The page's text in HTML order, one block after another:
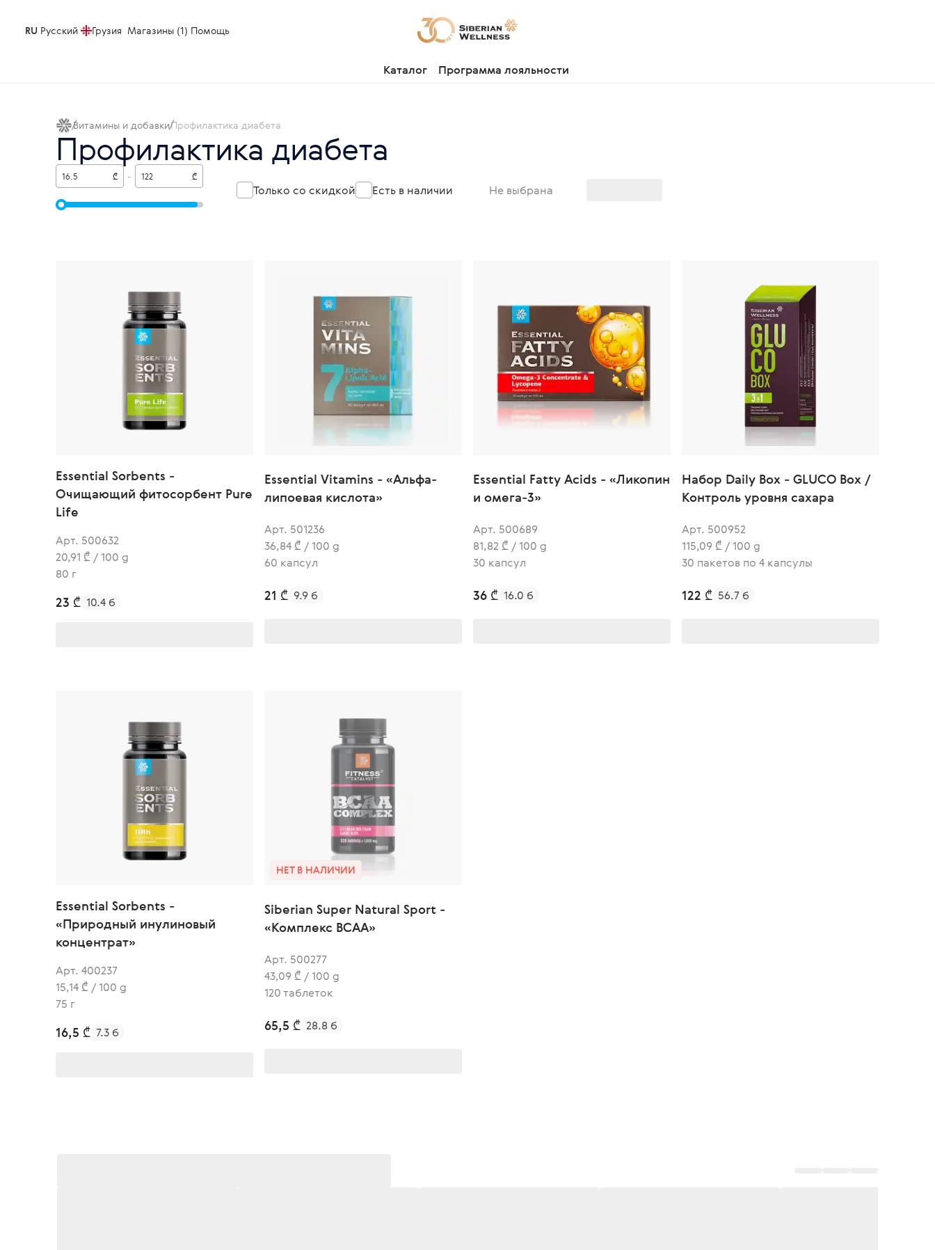
RU Русский Грузия Магазины (1) Помощь
Каталог Программа лояльности
Витамины и добавкиПрофилактика диабета
Профилактика диабета
Не выбрана
₾ - ₾
Только со скидкой Есть в наличии
Essential Sorbents -
Очищающий фитосорбент Pure
Life
Арт. 500632
20,91 ₾ / 100 g
80 г
23 ₾ 10.4 б
Essential Vitamins - «Альфа-
липоевая кислота»
Арт. 501236
36,84 ₾ / 100 g
60 капсул
21 ₾ 9.9 б
Essential Fatty Acids - «Ликопин
и омега-3»
Арт. 500689
81,82 ₾ / 100 g
30 капсул
36 ₾ 16.0 б
Набор Daily Box - GLUCO Box /
Контроль уровня сахара
Арт. 500952
115,09 ₾ / 100 g
30 пакетов по 4 капсулы
122 ₾ 56.7 б
Essential Sorbents -
«Природный инулиновый
концентрат»
Арт. 400237
15,14 ₾ / 100 g
75 г
16,5 ₾ 7.3 б
НЕТ В НАЛИЧИИ
Siberian Super Natural Sport -
«Комплекс BCAA»
Арт. 500277
43,09 ₾ / 100 g
120 таблеток
65,5 ₾ 28.8 б